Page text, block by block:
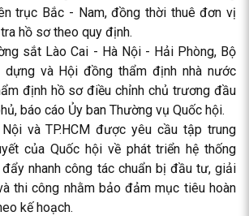
trục Bắc - Nam, đồng thời thuê đơn vị
hồ sơ theo quy định.
sắt Lào Cai - Hà Nội - Hải Phòng, Bộ
dựng và Hội đồng thẩm định nhà nước
định hồ sơ điều chỉnh chủ trương đầu
báo cáo Ủy ban Thường vụ Quốc hội.
và TP.HCM được yêu cầu tập trung
của Quốc hội về phát triển hệ thống
nhanh công tác chuẩn bị đầu tư, giải
thi công nhằm bảo đảm mục tiêu hoàn
kế hoạch.